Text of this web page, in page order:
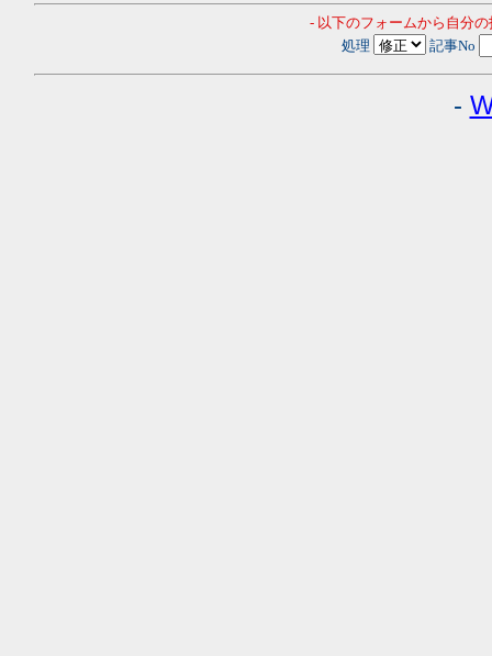
- 以下のフォームから自分
処理
記事No
-